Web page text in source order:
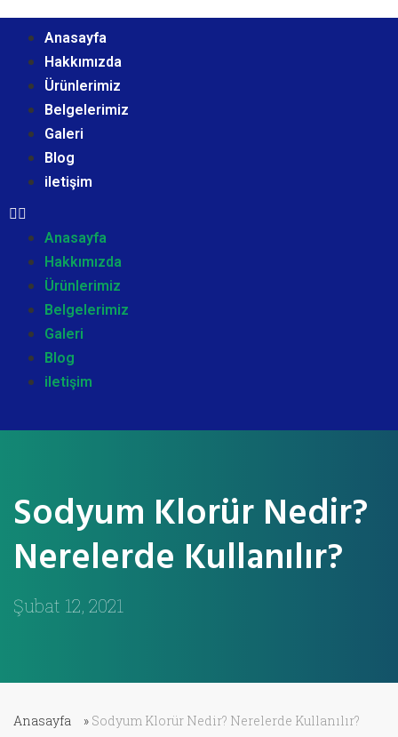
Anasayfa
Hakkımızda
Ürünlerimiz
Belgelerimiz
Galeri
Blog
iletişim
Anasayfa
Hakkımızda
Ürünlerimiz
Belgelerimiz
Galeri
Blog
iletişim
Sodyum Klorür Nedir?
Nerelerde Kullanılır?
Şubat 12, 2021
Anasayfa » Sodyum Klorür Nedir? Nerelerde Kullanılır?